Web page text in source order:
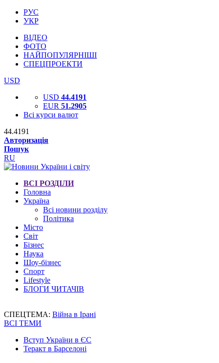
РУС
УКР
ВІДЕО
ФОТО
НАЙПОПУЛЯРНІШІ
СПЕЦПРОЕКТИ
USD
USD 44.4191
EUR 51.2905
Всі курси валют
44.4191
Авторизація
Пошук
RU
ВСІ РОЗДІЛИ
Головна
Україна
Всі новини розділу
Політика
Місто
Світ
Бізнес
Наука
Шоу-бізнес
Спорт
Lifestyle
БЛОГИ ЧИТАЧІВ
СПЕЦТЕМА: Війна в Ірані
ВСІ ТЕМИ
Вступ України в ЄС
Теракт в Барселоні